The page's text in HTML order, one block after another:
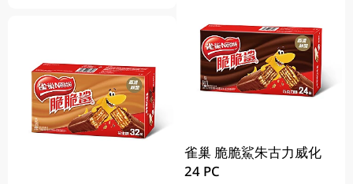
雀巢 脆脆鯊朱古力威化
24 PC